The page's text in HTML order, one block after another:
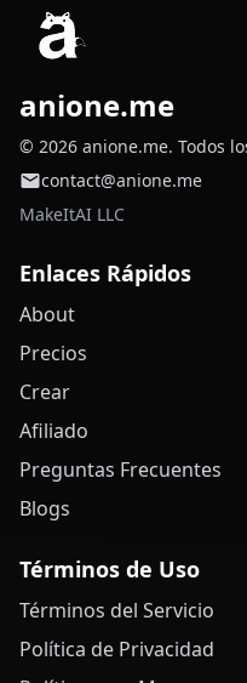
anione.me
© 2026 anione.me. Todos
contact@anione.me
MakeItAI LLC
Enlaces Rápidos
About
Precios
Crear
Afiliado
Preguntas Frecuentes
Blogs
Términos de Uso
Términos del Servicio
Política de Privacidad